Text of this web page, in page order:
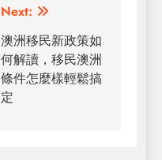
Next:
澳洲移民新政策如
何解讀，移民澳洲
條件怎麼樣輕鬆搞
定